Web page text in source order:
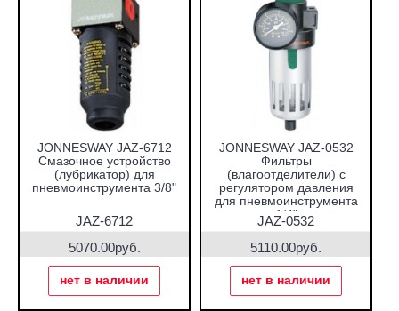
JONNESWAY JAZ-6712
Смазочное устройство
(лубрикатор) для
пневмоинструмента 3/8"
JAZ-6712
5070.00руб.
нет в наличии
JONNESWAY JAZ-0532
Фильтры
(влагоотделители) с
регулятором давления
для пневмоинструмента
1/4"
JAZ-0532
5110.00руб.
нет в наличии